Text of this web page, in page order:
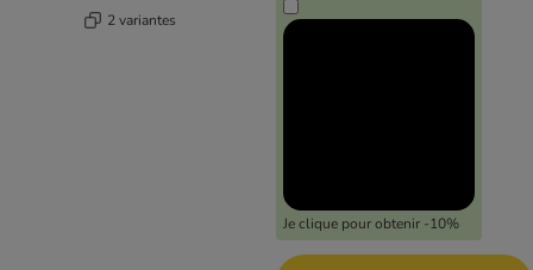
2 variantes
Je clique pour obtenir -10%